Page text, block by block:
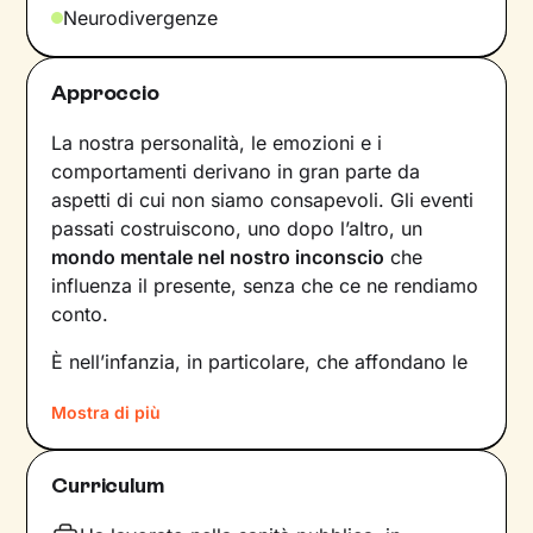
Neurodivergenze
Approccio
La nostra personalità, le emozioni e i
comportamenti derivano in gran parte da
aspetti di cui non siamo consapevoli. Gli eventi
passati costruiscono, uno dopo l’altro, un
mondo mentale nel nostro inconscio che
influenza il presente, senza che ce ne rendiamo
conto.
È nell’infanzia, in particolare, che affondano le
e agire: leesperienze vissute in famiglia
infatti, vengono apprese, memorizzate e
riproposte nelle relazioni successive.
Mostra di più
Curriculum